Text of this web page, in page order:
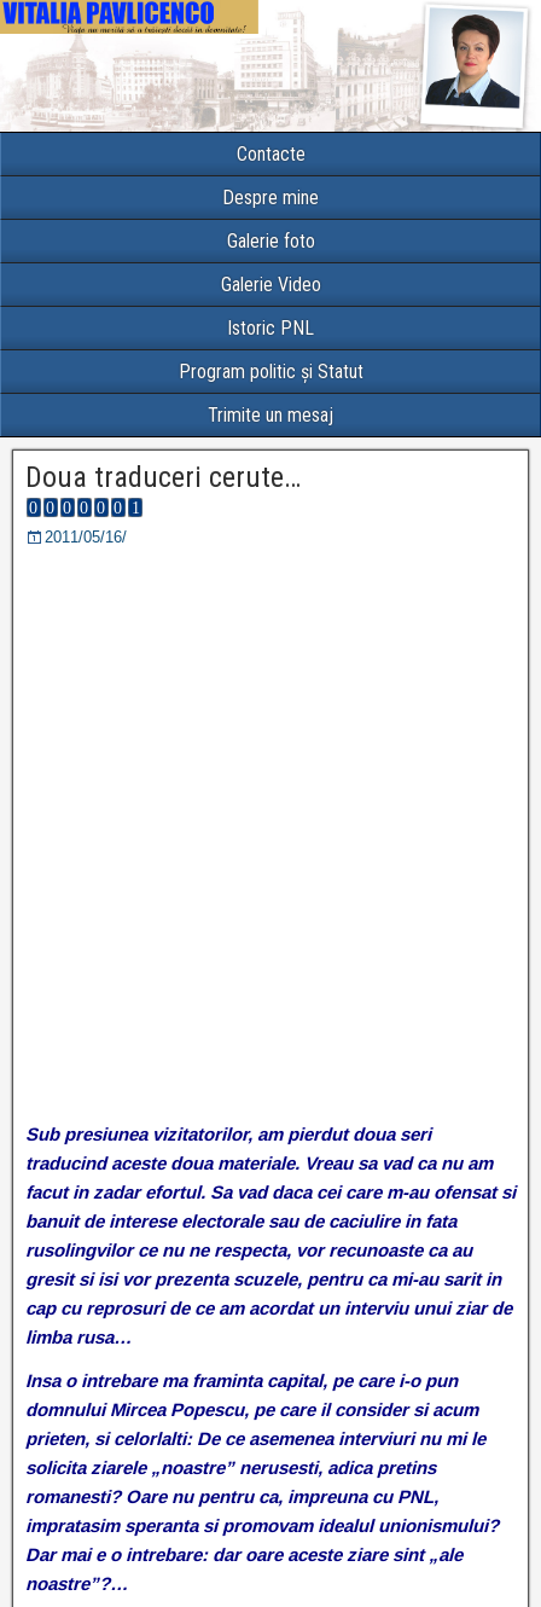
Contacte
Despre mine
Galerie foto
Galerie Video
Istoric PNL
Program politic și Statut
Trimite un mesaj
Doua traduceri cerute…
2011/05/16/
Sub presiunea vizitatorilor, am pierdut doua seri
traducind aceste doua materiale. Vreau sa vad ca nu am
facut in zadar efortul. Sa vad daca cei care m-au ofensat si
banuit de interese electorale sau de caciulire in fata
rusolingvilor ce nu ne respecta, vor recunoaste ca au
gresit si isi vor prezenta scuzele, pentru ca mi-au sarit in
cap cu reprosuri de ce am acordat un interviu unui ziar de
limba rusa…
Insa o intrebare ma framinta capital, pe care i-o pun
domnului Mircea Popescu, pe care il consider si acum
prieten, si celorlalti: De ce asemenea interviuri nu mi le
solicita ziarele „noastre” nerusesti, adica pretins
romanesti? Oare nu pentru ca, impreuna cu PNL,
impratasim speranta si promovam idealul unionismului?
Dar mai e o intrebare: dar oare aceste ziare sint „ale
noastre”?…